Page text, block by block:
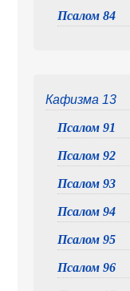
Псалом 84
Кафизма 13
Псалом 91
Псалом 92
Псалом 93
Псалом 94
Псалом 95
Псалом 96